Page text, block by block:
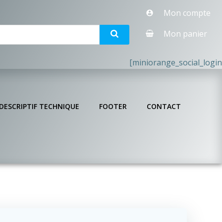
Mon compte
Mon panier
TECHNIQUE FOOTER CONTACT